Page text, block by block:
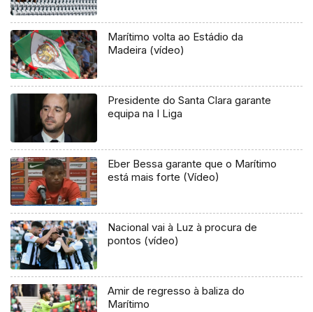
Marítimo volta ao Estádio da
Madeira (vídeo)
Presidente do Santa Clara garante
equipa na I Liga
Eber Bessa garante que o Marítimo
está mais forte (Vídeo)
Nacional vai à Luz à procura de
pontos (vídeo)
Amir de regresso à baliza do
Marítimo